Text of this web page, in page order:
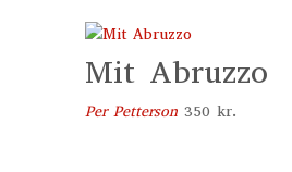
Mit Abruzzo
Per Petterson 350 kr.